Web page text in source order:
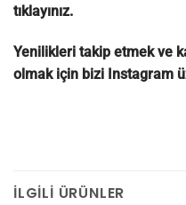
tıklayınız.
Yenilikleri takip etmek ve
olmak için bizi Instagram
İLGILI ÜRÜNLER